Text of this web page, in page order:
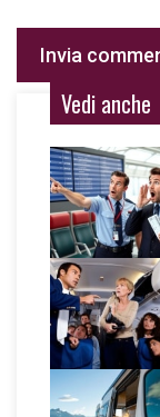
Vedi anche